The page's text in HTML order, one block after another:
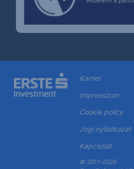
Karrier
Impresszum
Cookie policy
Jogi nyilatkozat
Kapcsolat
© 2011–2026